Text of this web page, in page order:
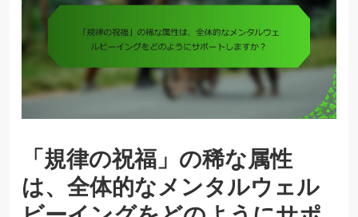
「規律の祝福」の稀な属性
は、全体的なメンタルウェル